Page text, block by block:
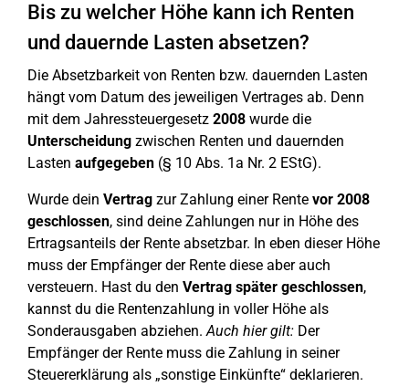
Bis zu welcher Höhe kann ich Renten
und dauernde Lasten absetzen?
Die Absetzbarkeit von Renten bzw. dauernden Lasten
hängt vom Datum des jeweiligen Vertrages ab. Denn
mit dem Jahressteuergesetz 2008 wurde die
Unterscheidung zwischen Renten und dauernden
Lasten aufgegeben (§ 10 Abs. 1a Nr. 2 EStG).
Wurde dein Vertrag zur Zahlung einer Rente vor 2008
geschlossen, sind deine Zahlungen nur in Höhe des
Ertragsanteils der Rente absetzbar. In eben dieser Höhe
muss der Empfänger der Rente diese aber auch
versteuern. Hast du den Vertrag später geschlossen,
kannst du die Rentenzahlung in voller Höhe als
Sonderausgaben abziehen. Auch hier gilt: Der
Empfänger der Rente muss die Zahlung in seiner
Steuererklärung als „sonstige Einkünfte“ deklarieren.